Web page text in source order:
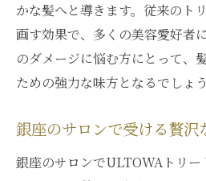
かな髪へと導きます。従来のト
画す効果で、多くの美容愛好者
のダメージに悩む方にとって、
ための強力な味方となるでしょう
銀座のサロンで受ける贅
銀座のサロンでULTOWAトリー